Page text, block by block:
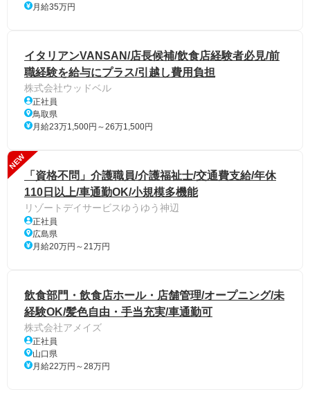
月給35万円
イタリアンVANSAN/店長候補/飲食店経験者必見/前
職経験を給与にプラス/引越し費用負担
株式会社ウッドベル
正社員
鳥取県
月給23万1,500円～26万1,500円
NEW
「資格不問」介護職員/介護福祉士/交通費支給/年休
110日以上/車通勤OK/小規模多機能
リゾートデイサービスゆうゆう神辺
正社員
広島県
月給20万円～21万円
飲食部門・飲食店ホール・店舗管理/オープニング/未
経験OK/髪色自由・手当充実/車通勤可
株式会社アメイズ
正社員
山口県
月給22万円～28万円